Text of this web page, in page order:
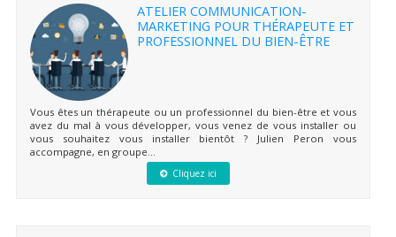
ATELIER COMMUNICATION-
MARKETING POUR THÉRAPEUTE ET
PROFESSIONNEL DU BIEN-ÊTRE
Vous êtes un thérapeute ou un professionnel du bien-être et vous
avez du mal à vous développer, vous venez de vous installer ou
vous souhaitez vous installer bientôt ? Julien Peron vous
accompagne, en groupe...
Cliquez ici